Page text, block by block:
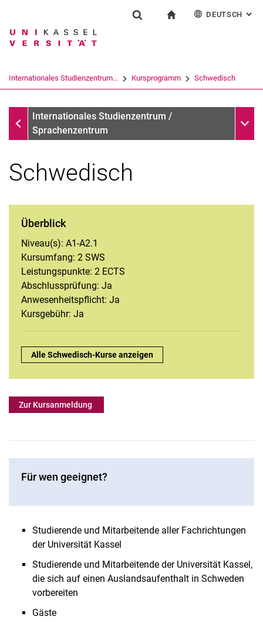
Springe direkt zu: Inhalt
Springe direkt zu: Suche
Springe direkt zu:
Suchbegriff
Suchen (öffnet externen Link in einem
DEUTSCH :
Internationales Studienzentrum... Kursprogramm Schwedisch
Kursprogramm
Internationales Studienzentrum /
Sprachenzentrum
Arabisch
Deutsch
Englisch
Französisch
Interkulturelle Kommunikation
Italienisch
Niederländisch
Portugiesisch
Schwedisch
Schwedisch
Überblick
Niveau(s): A1-A2.1
Kursumfang: 2 SWS
Leistungspunkte: 2 ECTS
Abschlussprüfung: Ja
Anwesenheitspflicht: Ja
Kursgebühr: Ja
Überblick:
Alle Schwedisch-Kurse anzeigen
Zur Kursanmeldung
Für wen geeignet?
Studierende und Mitarbeitende aller Fachrichtungen
der Universität Kassel
Studierende und Mitarbeitende der Universität Kassel,
die sich auf einen Auslandsaufenthalt in Schweden
vorbereiten
Gäste